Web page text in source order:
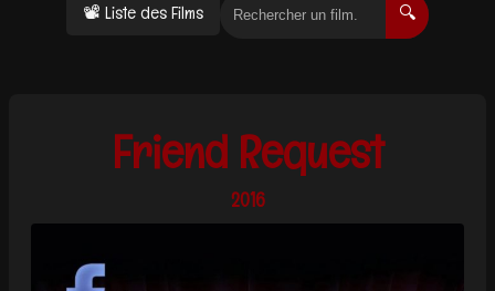
📽 Liste des Films 🔍
Friend Request
2016